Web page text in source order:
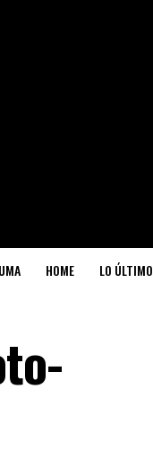
HOME LO ÚLTIMO